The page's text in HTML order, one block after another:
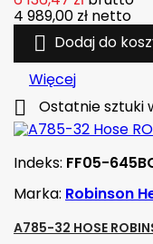
4 989,00 zł netto
 Dodaj do
Więcej
 Ostatnie sztuki
Indeks: FF05-
Marka: Robinson
A785-32 HOSE